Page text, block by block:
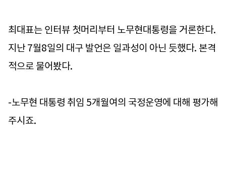
최대표는 인터뷰 첫머리부터 노무현대통령을 거론한다.
지난 7월8일의 대구 발언은 일과성이 아닌 듯했다. 본격
적으로 물어봤다.
-노무현 대통령 취임 5개월여의 국정운영에 대해 평가해
주시죠.